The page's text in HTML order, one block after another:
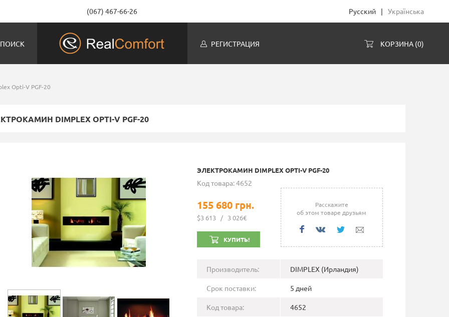
(067) 467-66-26 Русский | Українська
ПОИСК РЕГИСТРАЦИЯ КОРЗИНА (0)
Opti-V PGF-20
DIMPLEX OPTI-V PGF-20
ЭЛЕКТРОКАМИН DIMPLEX OPTI-V PGF-20
Код товара: 4652
155 680 грн.
$3 613 / 3 026€
КУПИТЬ!
Расскажите
об этом товаре друзьям
Производитель: DIMPLEX (Ирландия)
Срок поставки: 5 дней
Код товара: 4652